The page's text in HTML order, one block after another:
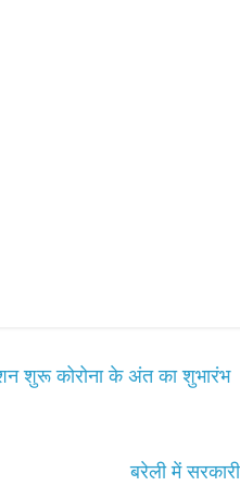
शुरू कोरोना के अंत का शुभारंभ
बरेली में